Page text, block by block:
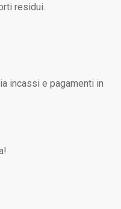
residui.
incassi e pagamenti in